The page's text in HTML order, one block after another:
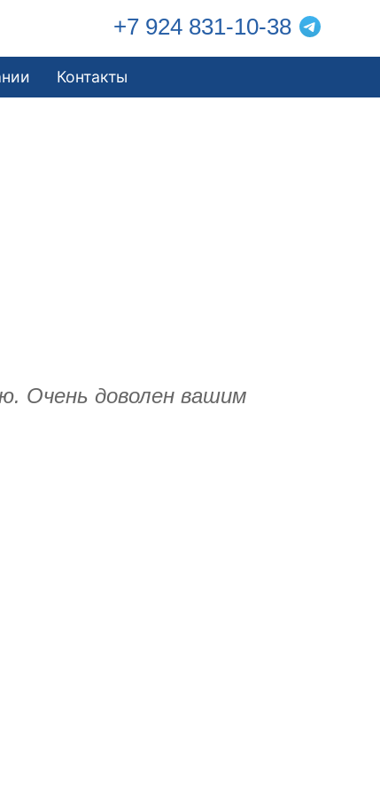
+7 924 831-10-38
Контакты
Очень доволен вашим